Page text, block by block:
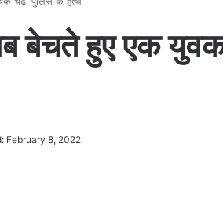
बेचते हुए एक
February 8, 2022